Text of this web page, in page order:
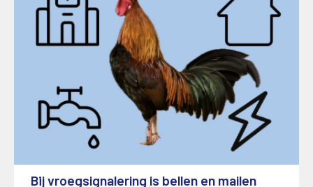
Bij vroegsignalering is bellen en mailen